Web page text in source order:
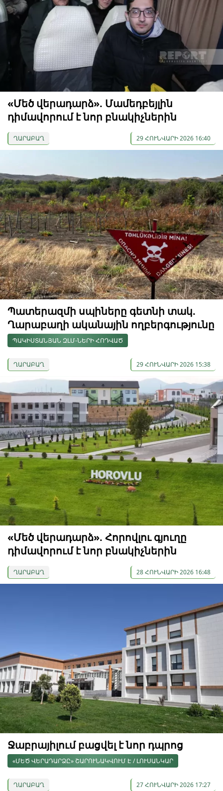
«Մեծ վերադարձ». Մամեդբեյլին
դիմավորում է նոր բնակիչներին
ՂԱՐԱԲԱՂ 29 ՀՈՒՆՎԱՐԻ 2026 16:40
Պատերազմի սպիները գետնի տակ.
Ղարաբաղի ականային ողբերգությունը
ՊԱԿԻՍՏԱՆՅԱՆ ԶԼՄ-ՆԵՐԻ ՀՈԴՎԱԾ
ՂԱՐԱԲԱՂ 29 ՀՈՒՆՎԱՐԻ 2026 15:38
«Մեծ վերադարձ». Հորովլու գյուղը
դիմավորում է նոր բնակիչներին
ՂԱՐԱԲԱՂ 28 ՀՈՒՆՎԱՐԻ 2026 16:48
Ջաբրայիլում բացվել է նոր դպրոց
«ՄԵԾ ՎԵՐԱԴԱՐՁԸ» ՇԱՐՈՒՆԱԿՎՈՒՄ Է / ԼՈՒՍԱՆԿԱՐ
ՂԱՐԱԲԱՂ 27 ՀՈՒՆՎԱՐԻ 2026 17:27